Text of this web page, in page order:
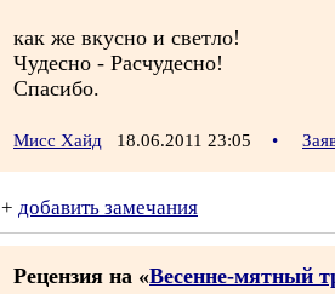
как же вкусно и светло!
Чудесно - Расчудесно!
Спасибо.
Мисс Хайд 18.06.2011 23:05 •
+ добавить замечания
Рецензия на «Весенне-мятный